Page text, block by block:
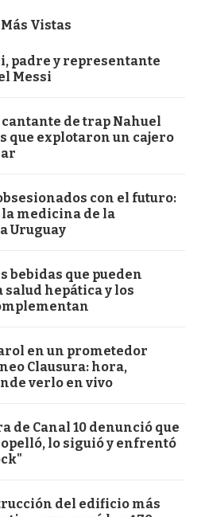
Vistas
padre y representante
Messi
de trap Nahuel
que explotaron un cajero
con el futuro:
la medicina de la
Uruguay
bebidas que pueden
salud hepática y los
en un prometedor
Clausura: hora,
verlo en vivo
de Canal 10 denunció que
lo siguió y enfrentó
del edificio más